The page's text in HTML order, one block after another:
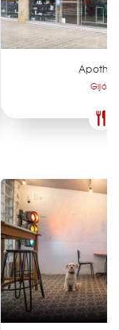
Gijón